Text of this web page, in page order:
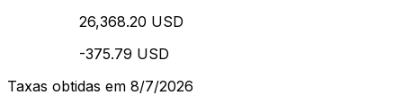
26,368.20 USD
-375.79 USD
Taxas obtidas em 8/7/2026